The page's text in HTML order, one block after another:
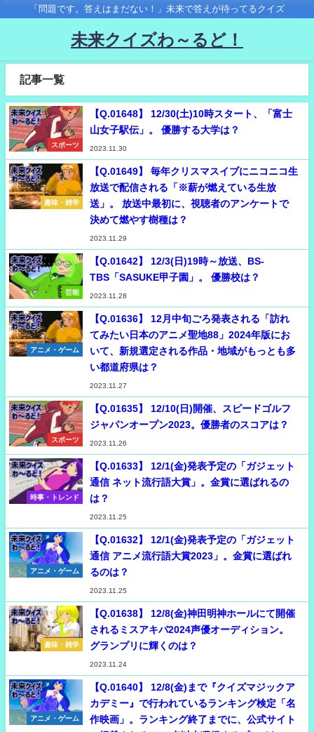
「問題です。答えはまだない！」未来で答えが待ってるクイズ
未来クイズわ～るど！
記事一覧
スポーツ
【Q.01648】 12/30(土)10時スタート、「富士
山女子駅伝」。 優勝する大学は？
2023.11.30
趣味・雑学
【Q.01649】 毎年クリスマスイブにニコニコ生
放送で配信される「※薪が燃えている生放
送」。 放送中最初に、視聴者のアンケートで
決めて燃やす樹種は？
2023.11.29
芸能
【Q.01642】 12/3(日)19時～放送、BS-
TBS「SASUKE甲子園」。 優勝校は？
2023.11.28
アニメ・ゲーム
【Q.01636】 12月中旬ごろ発表される「訪れ
てみたい日本のアニメ聖地88」2024年版にお
いて、新規選定される作品・地域がもっとも多
い都道府県は？
2023.11.27
スポーツ
【Q.01635】 12/10(日)開催、スピードゴルフ
ジャパンオープン2023。優勝者のスコアは？
2023.11.26
時事・トレンド
【Q.01633】 12/1(金)発表予定の「ガジェット
通信 ネット流行語大賞」。金賞に選ばれるの
は？
2023.11.25
アニメ・ゲーム
【Q.01632】 12/1(金)発表予定の「ガジェット
通信 アニメ流行語大賞2023」。金賞に選ばれ
るのは？
2023.11.25
趣味・雑学
【Q.01638】 12/8(金)神田明神ホールにて開催
されるミスアキバ2024声優オーディション。
グランプリに輝くのは？
2023.11.24
アニメ・ゲーム
【Q.01640】 12/8(金)まで『クイズマジックア
カデミー』で行われているランキング検定「名
作映画」。ランキング終了までに、公式サイト